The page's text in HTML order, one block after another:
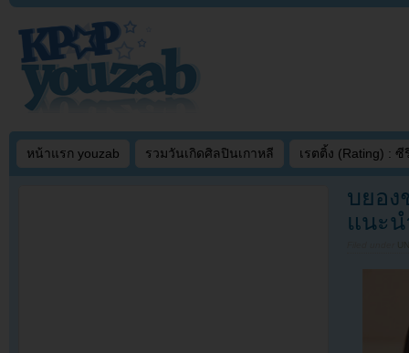
หน้าแรก youzab รวมวันเกิดศิลปินเกาหลี เรตติ้ง (Rating) : ซี
บยอง
แนะน